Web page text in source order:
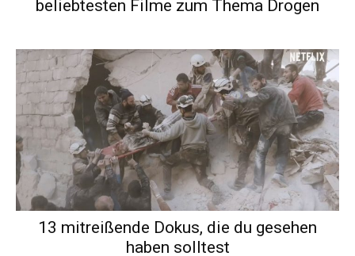
beliebtesten Filme zum Thema Drogen
13 mitreißende Dokus, die du gesehen
haben solltest